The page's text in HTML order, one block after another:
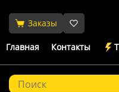
Заказы
Главная Контакты